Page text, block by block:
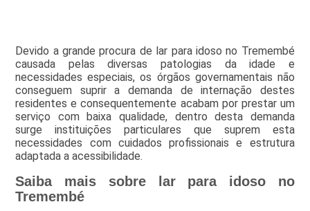
Devido a grande procura de lar para idoso no Tremembé
causada pelas diversas patologias da idade e
necessidades especiais, os órgãos governamentais não
conseguem suprir a demanda de internação destes
residentes e consequentemente acabam por prestar um
serviço com baixa qualidade, dentro desta demanda
surge instituições particulares que suprem esta
necessidades com cuidados profissionais e estrutura
adaptada a acessibilidade.
Saiba mais sobre lar para idoso no
Tremembé